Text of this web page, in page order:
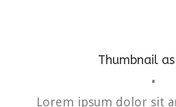
Thumbnail
•
Lorem ipsum dolor sit